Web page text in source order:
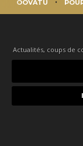
OOVATU
Actualités, coups de
e-